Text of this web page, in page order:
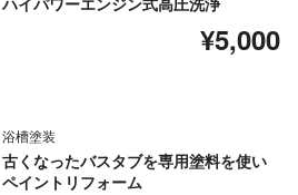
¥5,000
浴槽塗装
古くなったバスタブを専用塗料を使い
ペイントリフォーム